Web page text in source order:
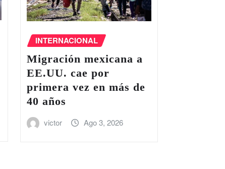
INTERNACIONAL
Migración mexicana a
EE.UU. cae por
primera vez en más de
40 años
victor Ago 3, 2026